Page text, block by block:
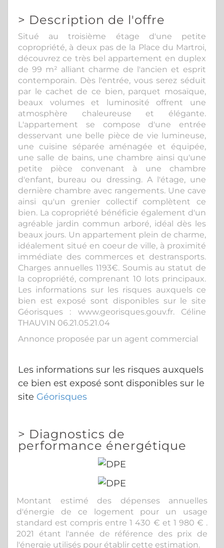
> Description de l'offre
Situé au troisième étage d'une petite
copropriété, à deux pas de la Place du Martroi,
découvrez ce très bel appartement en duplex
de 99 m² alliant charme de l'ancien et esprit
contemporain. Dès l'entrée, vous serez séduit
par le cachet de ce bien, parquet mosaïque,
beaux volumes et luminosité offrent une
atmosphère chaleureuse et élégante.
L'appartement se compose d'une entrée
desservant une belle pièce de vie lumineuse,
une cuisine séparée aménagée et équipée,
une salle de bains, une chambre ainsi qu'une
petite pièce convenant à une chambre
d'enfant, bureau ou dressing. A l'étage, une
dernière chambre avec rangements. Une cave
ainsi qu'un grenier collectif complètent ce
bien. La copropriété bénéficie également d'un
agréable jardin commun arboré, idéal dès les
beaux jours. Un appartement plein de charme,
idéalement situé en coeur de ville, à proximité
immédiate des commerces et destransports.
Charges annuelles 1193€. Soumis au statut de
la copropriété, comprenant 10 lots principaux.
Les informations sur les risques auxquels ce
bien est exposé sont disponibles sur le site
Géorisques : www.georisques.gouv.fr. Céline
THAUVIN 06.21.05.21.04
Annonce proposée par un agent commercial
Les informations sur les risques auxquels
ce bien est exposé sont disponibles sur le
site Géorisques
> Diagnostics de
performance énergétique
Montant estimé des dépenses annuelles
d'énergie de ce logement pour un usage
standard est compris entre 1 430 € et 1 980 € .
2021 étant l'année de référence des prix de
l'énergie utilisés pour établir cette estimation.